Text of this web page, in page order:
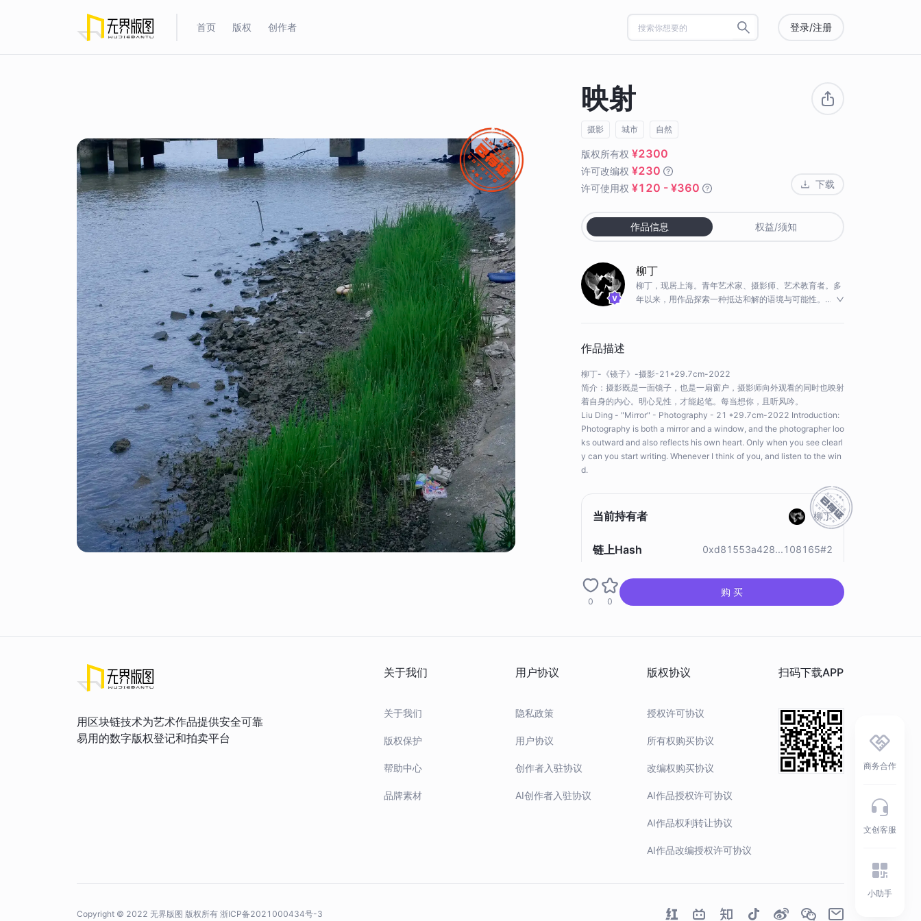
首页 版权 创作者 登录/注册
映射
摄影 城市 自然
版权所有权 ¥2300
许可改编权 ¥230
许可使用权 ¥120 - ¥360 下载
作品信息 权益/须知
柳丁
柳丁，现居上海。青年艺术家、摄影师、艺术教育者。多
年以来，用作品探索一种抵达和解的语境与可能性。
Edition 伦敦塔桥艺术季，Boomer gallery，【伦敦】；2
022年 “Home | Away: Narratives of Dislocation and Es
trangement”-MP Birla Millennium Art Gallery ，【伦
敦】；2022年 第五届韩国仁川国际海洋摄影节，2022
제5차 한국 인천국제해양사진전 백 명 중국 사진작가의
작품 그룹전，【韩国】；2022年 第八届上海青年艺术博
览会摄影作品邀请展，【中国】；2022年 2022 17th M
ILANO PHOTO FESTIVAL，【意大利】
作品描述
柳丁-《镜子》-摄影-21*29.7cm-2022
简介：摄影既是一面镜子，也是一扇窗户，摄影师向外观看的同时也映射
着自身的内心。明心见性，才能起笔。每当想你，且听风吟。
Liu Ding - "Mirror" - Photography - 21 *29.7cm-2022 Introduction:
Photography is both a mirror and a window, and the photographer loo
ks outward and also reflects his own heart. Only when you see clearl
y can you start writing. Whenever I think of you, and listen to the win
d.
当前持有者 柳丁
链上Hash 0xd81553a428...108165#2
作品存证
0
0
购 买
用区块链技术为艺术作品提供安全可靠
易用的数字版权登记和拍卖平台
关于我们
关于我们
版权保护
帮助中心
品牌素材
用户协议
隐私政策
用户协议
创作者入驻协议
AI创作者入驻协议
版权协议
授权许可协议
所有权购买协议
改编权购买协议
AI作品授权许可协议
AI作品权利转让协议
AI作品改编授权许可协议
扫码下载APP
Copyright © 2022 无界版图 版权所有 浙ICP备2021000434号-3
商务合作
文创客服
小助手